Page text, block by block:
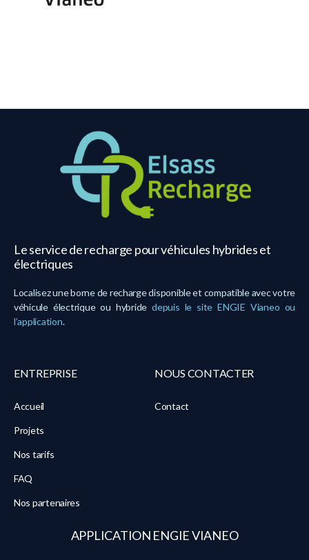
Le service de recharge pour véhicules hybrides et
électriques
Localisez une borne de recharge disponible et compatible avec votre
véhicule électrique ou hybridedepuis le site ENGIE Vianeo ou
l’application.
ENTREPRISE
Accueil
Projets
Nos tarifs
FAQ
Nos partenaires
NOUS CONTACTER
Contact
APPLICATION ENGIE VIANEO